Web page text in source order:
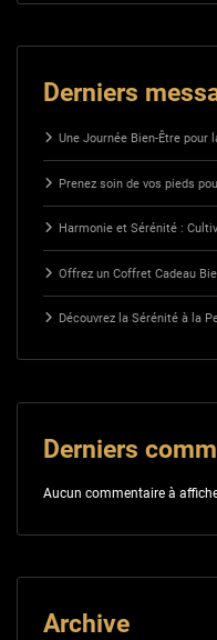
Derniers
Une Journée Bien-Être pour
Prenez soin de vos pieds
Harmonie et Sérénité :
Offrez un Coffret Cadeau
Découvrez la Sérénité à la
Derniers
Aucun commentaire à
Archive